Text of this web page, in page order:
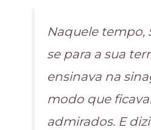
Naquele tempo,
se para a sua
ensinava na
modo que
admirados. E